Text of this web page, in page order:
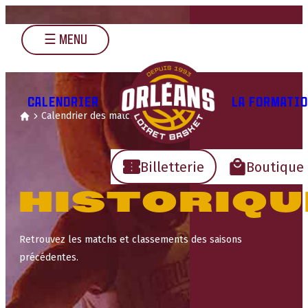
☰ Menu
CALENDRIER LA
Billetterie Boutique
Accueil
Calendrier des matchs Historique
Retrouvez les matchs et classements des saisons
précédentes.